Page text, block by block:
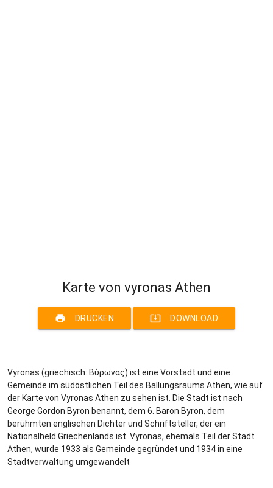
Karte von vyronas Athen
print DRUCKEN system_update_alt DOWNLOAD
Vyronas (griechisch: Βύρωνας) ist eine Vorstadt und eine
Gemeinde im südöstlichen Teil des Ballungsraums Athen, wie auf
der Karte von Vyronas Athen zu sehen ist. Die Stadt ist nach
George Gordon Byron benannt, dem 6. Baron Byron, dem
berühmten englischen Dichter und Schriftsteller, der ein
Nationalheld Griechenlands ist. Vyronas, ehemals Teil der Stadt
Athen, wurde 1933 als Gemeinde gegründet und 1934 in eine
Stadtverwaltung umgewandelt